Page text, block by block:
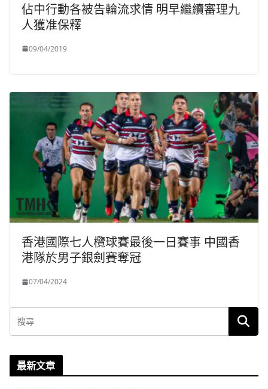
佔中行動各被告輪流求情 明早繼續審理九
人獲准保釋
09/04/2019
香港國際七人欖球賽最後一日賽事 中國香
港隊於男子銀劍賽奪冠
07/04/2024
最新文章